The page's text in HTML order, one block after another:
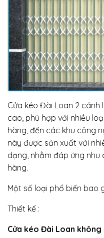
Cửa kéo Đài Loan 2 cánh
cao, phù hợp với nhiều
hàng, đến các khu công
này được sản xuất với
dạng, nhằm đáp ứng nhu
hàng.
Một số loại phổ biến bao
Thiết kế :
Cửa kéo Đài Loan không